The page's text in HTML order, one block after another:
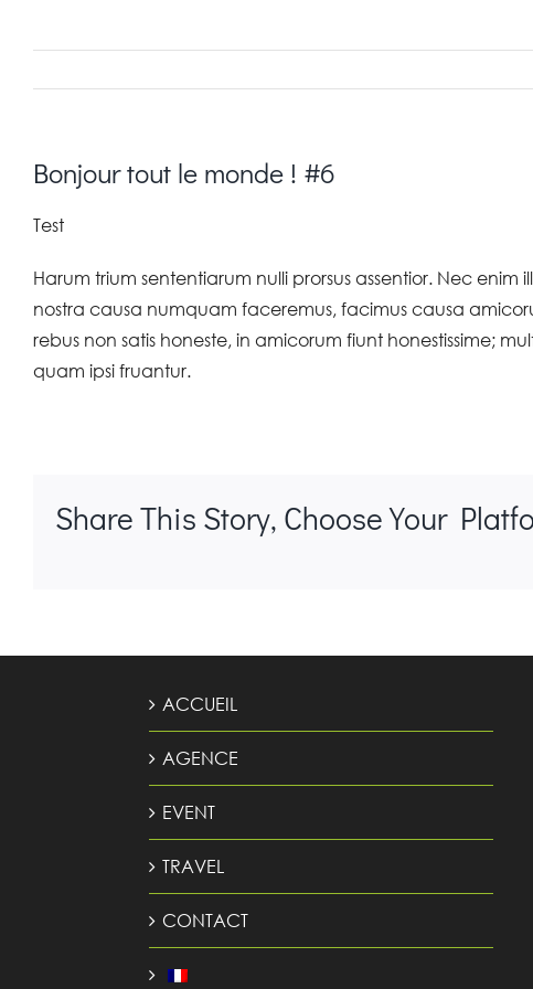
Bonjour tout le monde ! #6
Test
Harum trium sententiarum nulli prorsus assentior. Nec
nostra causa numquam faceremus, facimus causa
rebus non satis honeste, in amicorum fiunt honestissime;
quam ipsi fruantur.
Share This Story, Choose Your
ACCUEIL
AGENCE
EVENT
TRAVEL
CONTACT